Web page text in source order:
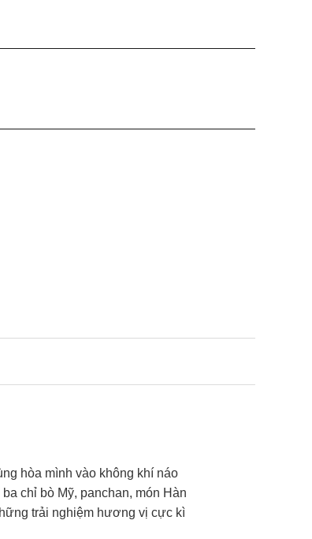
hòa mình vào không khí náo
chỉ bò Mỹ, panchan, món Hàn
trải nghiệm hương vị cực kì